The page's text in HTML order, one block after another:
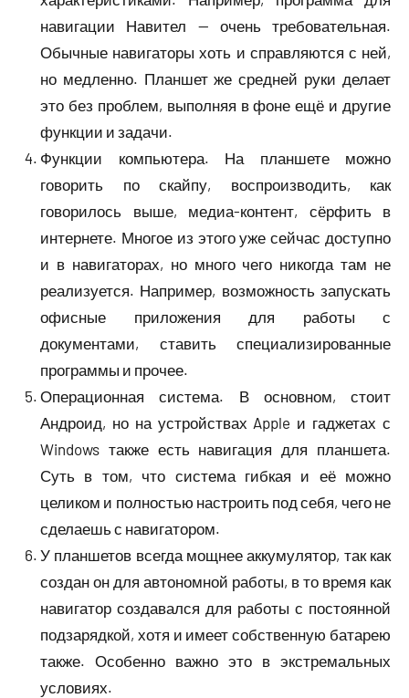
навигации Навител — очень требовательная.
Обычные навигаторы хоть и справляются с ней,
но медленно. Планшет же средней руки делает
это без проблем, выполняя в фоне ещё и другие
функции и задачи.
Функции компьютера. На планшете можно
говорить по скайпу, воспроизводить, как
говорилось выше, медиа-контент, сёрфить в
интернете. Многое из этого уже сейчас доступно
и в навигаторах, но много чего никогда там не
реализуется. Например, возможность запускать
офисные приложения для работы с
документами, ставить специализированные
программы и прочее.
Операционная система. В основном, стоит
Андроид, но на устройствах Apple и гаджетах с
Windows также есть навигация для планшета.
Суть в том, что система гибкая и её можно
целиком и полностью настроить под себя, чего не
сделаешь с навигатором.
У планшетов всегда мощнее аккумулятор, так как
создан он для автономной работы, в то время как
навигатор создавался для работы с постоянной
подзарядкой, хотя и имеет собственную батарею
также. Особенно важно это в экстремальных
условиях.